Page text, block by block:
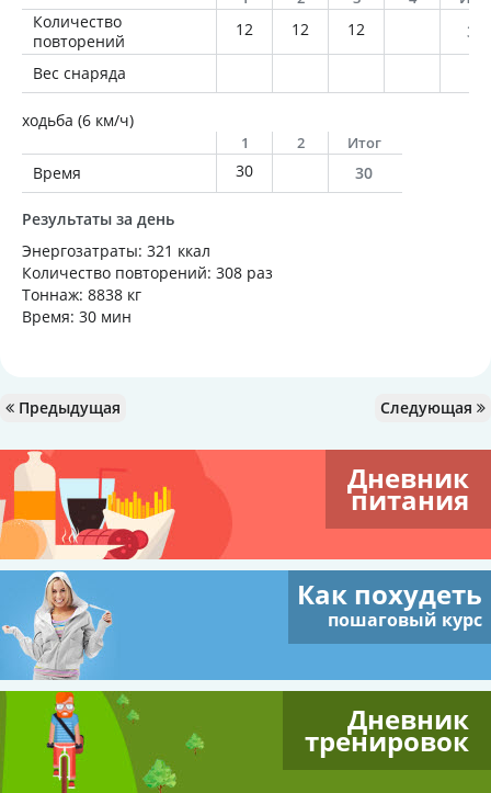
Количество
повторений
12 12 12
36
Вес снаряда
ходьба (6 км/ч)
1 2 Итог
Время 30 30
Результаты за день
Энергозатраты: 321 ккал
Количество повторений: 308 раз
Тоннаж: 8838 кг
Время: 30 мин
Предыдущая Следующая
Дневник
питания
Как похудеть
пошаговый курс
Дневник
тренировок